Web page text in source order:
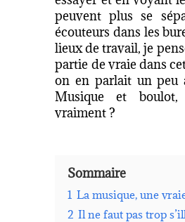
peuvent plus se
écouteurs dans les
lieux de travail, je
partie de vraie dans
on en parlait un peu
Musique et boulot,
vraiment ?
Sommaire
1 La musique, une
2 Il ne faut pas trop